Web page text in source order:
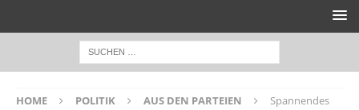
HOME POLITIK AUS DEN PARTEIEN
Spannendes